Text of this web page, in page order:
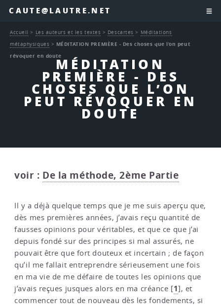
CAUTE@LAUTRE.NET
MÉDITATION
PREMIÈRE - DES
CHOSES QUE L’ON
PEUT RÉVOQUER EN
DOUTE
Accueil > Les auteurs et les textes > Descartes > Méditations
métaphysiques > MÉDITATION PREMIÈRE - Des choses que l’on peut
révoquer en doute
voir : De la méthode, 2ème Partie
Il y a déjà quelque temps que je me suis aperçu que,
dès mes premières années, j’avais reçu quantité de
fausses opinions pour véritables, et que ce que j’ai
depuis fondé sur des principes si mal assurés, ne
pouvait être que fort douteux et incertain ; de façon
qu’il me fallait entreprendre sérieusement une fois
en ma vie de me défaire de toutes les opinions que
j’avais reçues jusques alors en ma créance [1], et
commencer tout de nouveau dès les fondements, si